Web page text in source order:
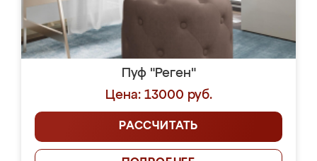
Пуф "Реген"
Цена: 13000 руб.
РАССЧИТАТЬ